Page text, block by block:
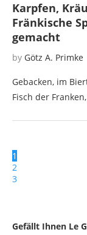
Karpfen,
Fränkische
gemacht
by Götz A. Primke
Gebacken, im
Fisch der
1
2
3
Gefällt Ihnen Le